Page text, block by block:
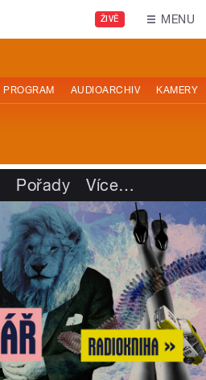
ŽIVĚ MENU
PROGRAM AUDIOARCHIV KAMERY
Pořady Více…